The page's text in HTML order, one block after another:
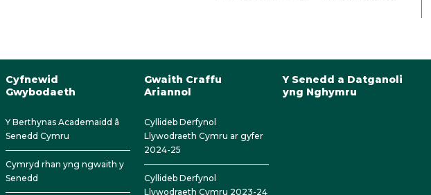
Cyfnewid
Gwybodaeth
Y Berthynas Academaidd â
Senedd Cymru
Cymryd rhan yng ngwaith y
Senedd
Gwaith Craffu
Ariannol
Cyllideb Derfynol
Llywodraeth Cymru ar gyfer
2024-25
Cyllideb Derfynol
Llywodraeth Cymru 2023-24
Y Senedd a Datganoli
yng Nghymru